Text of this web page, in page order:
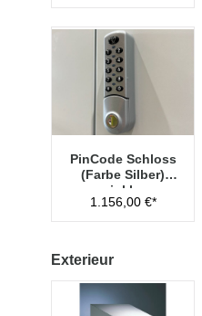
PinCode Schloss
(Farbe Silber)
inkl.
Hauptschlüssel
Typ 1
1.156,00 €*
Exterieur